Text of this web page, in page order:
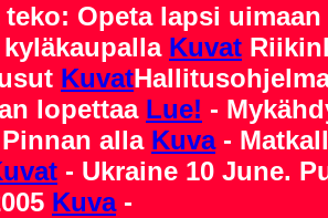
teko: Opeta lapsi uimaan
Kuvat
Kuvat
lopettaa Lue! -
alla Kuva-
- Ukraine 10 June.
Kuva-